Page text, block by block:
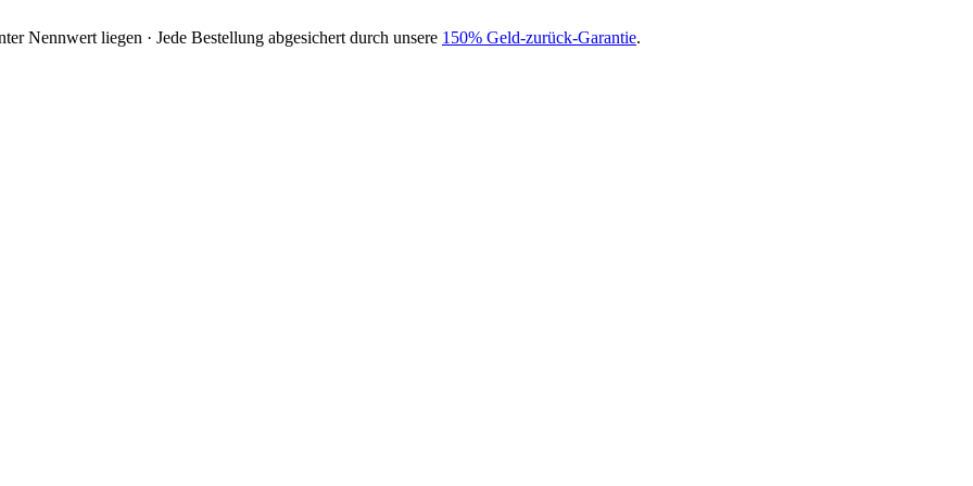
Nennwert liegen · Jede Bestellung abgesichert durch unsere 150% Geld-zurück-Garantie.